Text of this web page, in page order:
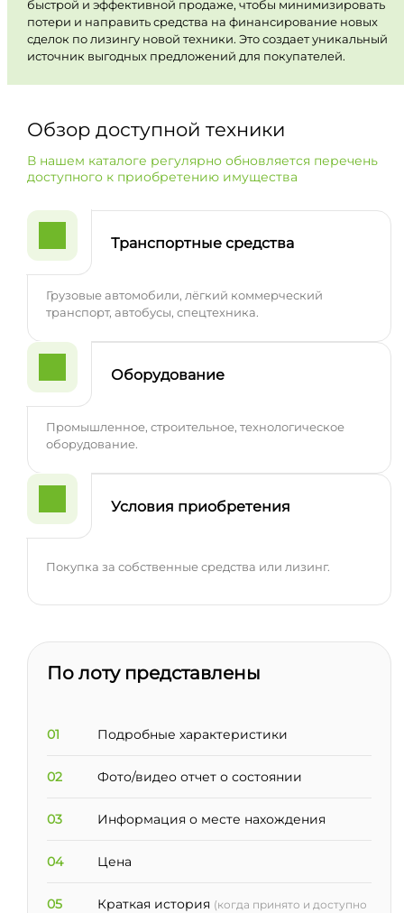
быстрой и эффективной продаже, чтобы минимизировать
потери и направить средства на финансирование новых
сделок по лизингу новой техники. Это создает уникальный
источник выгодных предложений для покупателей.
Обзор доступной техники
В нашем каталоге регулярно обновляется перечень
доступного к приобретению имущества
Транспортные средства
Грузовые автомобили, лёгкий коммерческий
транспорт, автобусы, спецтехника.
Оборудование
Промышленное, строительное, технологическое
оборудование.
Условия приобретения
Покупка за собственные средства или лизинг.
По лоту представлены
01 Подробные характеристики
02 Фото/видео отчет о состоянии
03 Информация о месте нахождения
04 Цена
05 Краткая история (когда принято и доступно